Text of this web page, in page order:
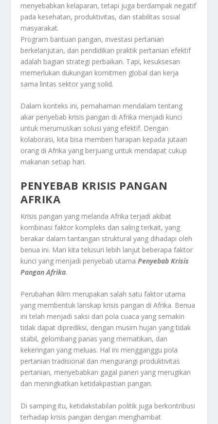
menyebabkan kelaparan, tetapi juga berdampak negatif
pada kesehatan, produktivitas, dan stabilitas sosial
masyarakat.
Program bantuan pangan, investasi pertanian
berkelanjutan, dan pendidikan praktik pertanian efektif
adalah bagian strategi perbaikan. Tapi, kesuksesan
memerlukan dukungan komitmen global dan kerja
sama lintas sektor yang solid.
Dalam konteks ini, pemahaman mendalam tentang
akar penyebab krisis pangan di Afrika menjadi kunci
untuk merumuskan solusi yang efektif. Dengan
kolaborasi, kita bisa memberi harapan kepada jutaan
orang di Afrika yang berjuang untuk mendapat cukup
makanan setiap hari.
PENYEBAB KRISIS PANGAN
AFRIKA
Krisis pangan yang melanda Afrika terjadi akibat
kombinasi faktor kompleks dan saling terkait, yang
berakar dalam tantangan struktural yang dihadapi oleh
benua ini. Mari kita telusuri lebih lanjut beberapa faktor
kunci yang menjadi penyebab utamaPenyebab Krisis
Pangan Afrika.
Perubahan iklim merupakan salah satu faktor utama
yang membentuk lanskap krisis pangan di Afrika. Benua
ini telah menjadi saksi dari pola cuaca yang semakin
tidak dapat diprediksi, dengan musim hujan yang tidak
stabil, gelombang panas yang mematikan, dan
kekeringan yang meluas. Hal ini mengganggu pola
pertanian tradisional dan mengurangi produktivitas
pertanian, menyebabkan gagal panen yang merugikan
dan meningkatkan ketidakpastian pangan.
Di samping itu, ketidakstabilan politik juga berkontribusi
terhadap krisis pangan dengan menghambat